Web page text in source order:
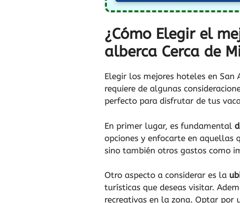
¿Cómo Elegir el
alberca Cerca de
Elegir los mejores hoteles en
requiere de algunas
perfecto para disfrutar de tus
En primer lugar, es fundamental
opciones y enfocarte en aquellas
sino también otros gastos como
Otro aspecto a considerar es la
turísticas que deseas visitar.
recreativas en la zona. Optar por